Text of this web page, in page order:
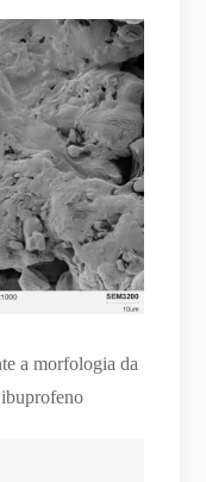
a morfologia da